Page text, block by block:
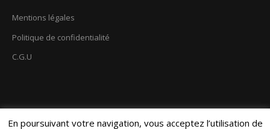
Mentions légales
Politique de confidentialité
C.G.U
En poursuivant votre navigation, vous acceptez l’utilisation de